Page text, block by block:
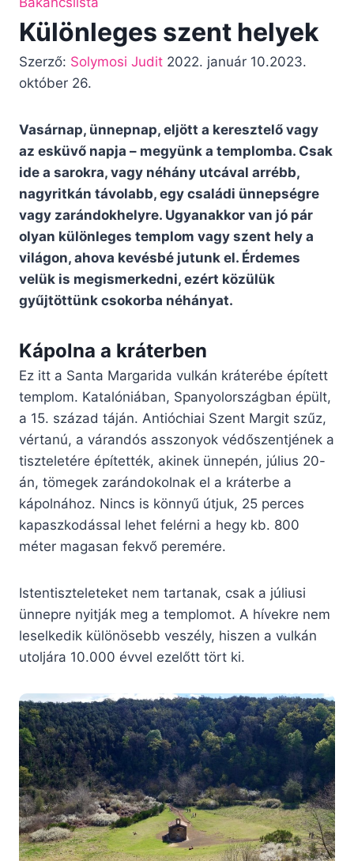
Különleges szent helyek
Szerző: Solymosi Judit 2022. január 10.2023.
október 26.
Vasárnap, ünnepnap, eljött a keresztelő vagy
az esküvő napja – megyünk a templomba. Csak
ide a sarokra, vagy néhány utcával arrébb,
nagyritkán távolabb, egy családi ünnepségre
vagy zarándokhelyre. Ugyanakkor van jó pár
olyan különleges templom vagy szent hely a
világon, ahova kevésbé jutunk el. Érdemes
velük is megismerkedni, ezért közülük
gyűjtöttünk csokorba néhányat.
Kápolna a kráterben
Ez itt a Santa Margarida vulkán kráterébe épített
templom. Katalóniában, Spanyolországban épült,
a 15. század táján. Antióchiai Szent Margit szűz,
vértanú, a várandós asszonyok védőszentjének a
tiszteletére építették, akinek ünnepén, július 20-
án, tömegek zarándokolnak el a kráterbe a
kápolnához. Nincs is könnyű útjuk, 25 perces
kapaszkodással lehet felérni a hegy kb. 800
méter magasan fekvő peremére.
Istentiszteleteket nem tartanak, csak a júliusi
ünnepre nyitják meg a templomot. A hívekre nem
leselkedik különösebb veszély, hiszen a vulkán
utoljára 10.000 évvel ezelőtt tört ki.